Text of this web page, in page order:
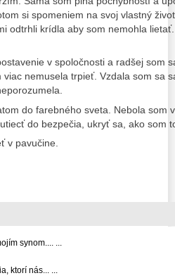
si spomeniem na svoj vlastný
odtrhli krídla aby som nemohla
v spoločnosti a radšej som
nemusela trpieť. Vzdala som sa
do farebného sveta. Nebola som
do bezpečia, ukryť sa, ako som
v pavučine.
synom.... ...
ktorí nás... ...